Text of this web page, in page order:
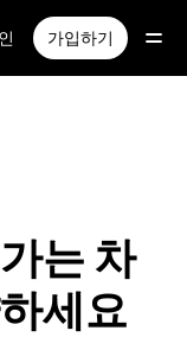
가입하기
는 차
세요